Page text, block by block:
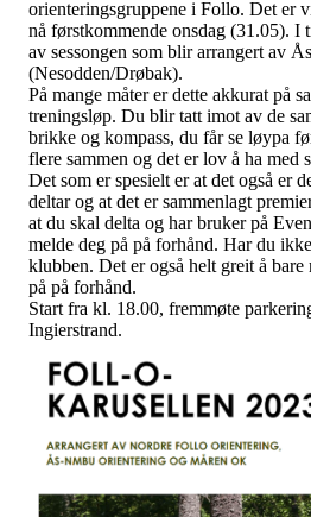
orienteringsgruppene i Follo. Det er
nå førstkommende onsdag (31.05).
av sessongen som blir arrangert av
(Nesodden/Drøbak).
På mange måter er dette akkurat på
treningsløp. Du blir tatt imot av de
brikke og kompass, du får se løypa
flere sammen og det er lov å ha med
Det som er spesielt er at det også er
deltar og at det er sammenlagt
at du skal delta og har bruker på
melde deg på på forhånd. Har du
klubben. Det er også helt greit å bare
på på forhånd.
Start fra kl. 18.00, fremmøte
Ingierstrand.